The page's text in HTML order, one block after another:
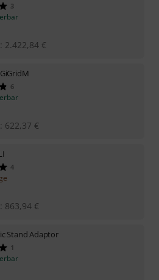
3
2.422,84 €
6
622,37 €
4
863,94 €
Stand Adaptor
1